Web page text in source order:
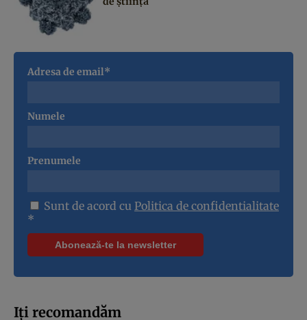
Adresa de email*
Numele
Prenumele
Sunt de acord cu Politica de confidentialitate
*
Iți recomandăm